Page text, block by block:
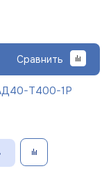
Сравнить
Т400-1Р